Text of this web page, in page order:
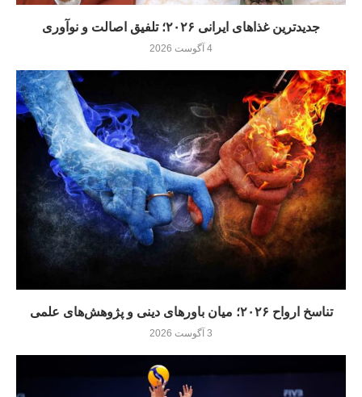
جدیدترین غذاهای ایرانی ۲۰۲۶؛ تلفیق اصالت و نوآوری
4 آگوست 2026
تناسخ ارواح ۲۰۲۶؛ میان باورهای دینی و پژوهش‌های علمی
3 آگوست 2026